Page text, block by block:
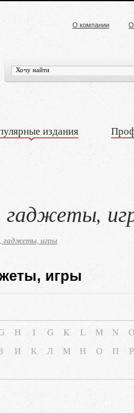
О компании
издания
гаджеты, игры
игры
H I G K L M N
З И К Л М Н О П Р